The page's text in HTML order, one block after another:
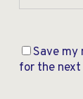
Save my
for the